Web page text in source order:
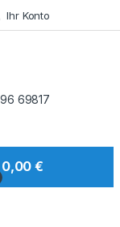
Ihr Konto
69817
0,00€